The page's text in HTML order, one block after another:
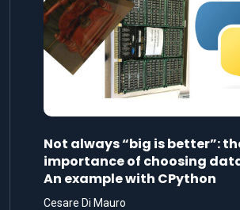
Not always “big is better”:
importance of choosing
An example with CPython
Cesare Di Mauro